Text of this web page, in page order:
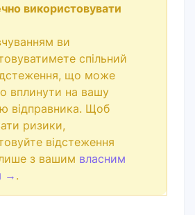
використовувати
ви
спільний
що може
вплинути на вашу
відправника. Щоб
ризики,
відстеження
з вашим власним
→ .